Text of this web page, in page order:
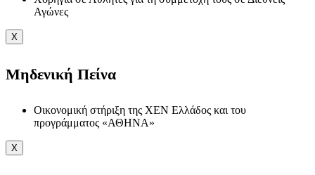
Αγώνες
X
Μηδενική Πείνα
Οικονομική στήριξη της ΧΕΝ Ελλάδος και του
προγράμματος «ΑΘΗΝΑ»
X